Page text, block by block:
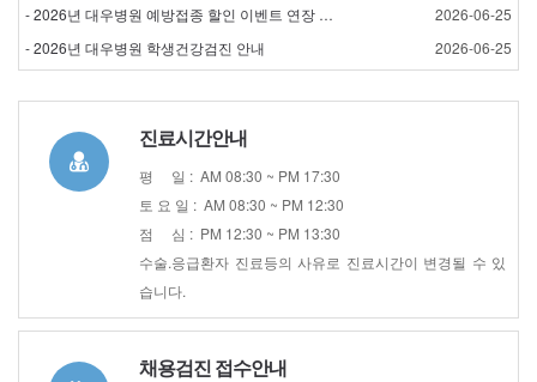
- 2026년 대우병원 예방접종 할인 이벤트 연장 안내
2026-06-25
- 2026년 대우병원 학생건강검진 안내
2026-06-25
진료시간안내
평 일 : AM 08:30 ~ PM 17:30
토 요 일 : AM 08:30 ~ PM 12:30
점 심 : PM 12:30 ~ PM 13:30
수술.응급환자 진료등의 사유로 진료시간이 변경될 수 있
습니다.
채용검진 접수안내